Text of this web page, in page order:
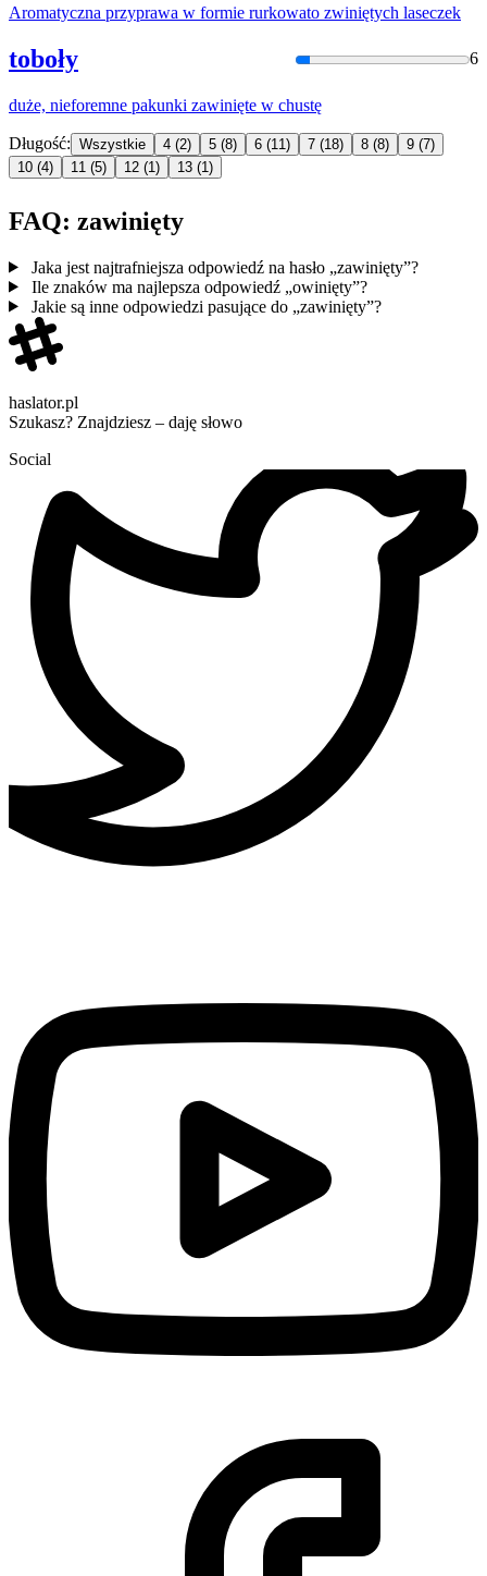
Aromatyczna przyprawa w formie rurkowato zwiniętych laseczek
toboły 6
duże, nieforemne pakunki zawinięte w chustę
Długość: Wszystkie 4 (2) 5 (8) 6 (11) 7 (18) 8 (8) 9 (7)
10 (4) 11 (5) 12 (1) 13 (1)
FAQ: zawinięty
Jaka jest najtrafniejsza odpowiedź na hasło „zawinięty”?
Ile znaków ma najlepsza odpowiedź „owinięty”?
Jakie są inne odpowiedzi pasujące do „zawinięty”?
haslator.pl
Szukasz? Znajdziesz – daję słowo
Social